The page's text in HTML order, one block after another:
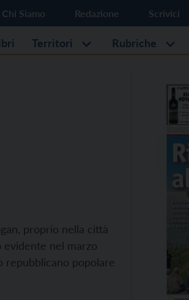
Chi Siamo Redazione Scrivici
Territori Rubriche
proprio nella città
evidente nel marzo
repubblicano popolare